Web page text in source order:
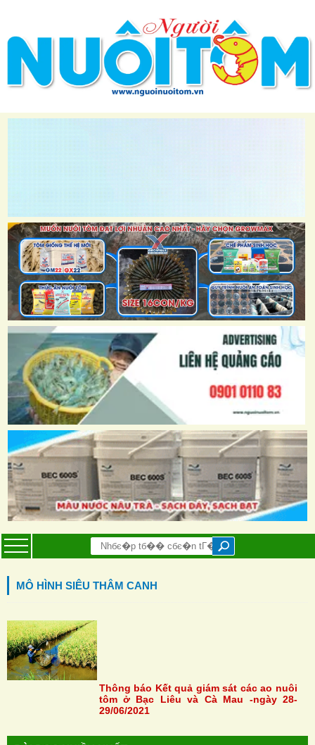
MÔ HÌNH SIÊU THÂM CANH
Thông báo Kết quả giám sát các ao nuôi
tôm ở Bạc Liêu và Cà Mau -ngày 28-
29/06/2021